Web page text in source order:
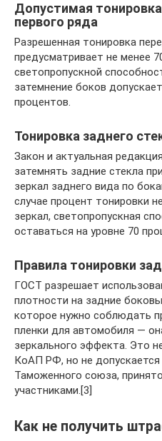
Допустимая
первого ряда
Разрешенная тонировка
предусматривает не менее
светопропускной
затемнение боков
процентов.
Тонировка заднего
Закон и актуальная
затемнять задние стекла
зеркал заднего вида по
случае процент тонировки
зеркал, светопропускная
оставаться на уровне 70
Правила тонировки
ГОСТ разрешает
плотности на задние
которое нужно соблюдать
пленки для автомобиля ―
зеркального эффекта. Это
КоАП РФ, но не допускается
Таможенного союза,
участниками.[3]
Как не получить